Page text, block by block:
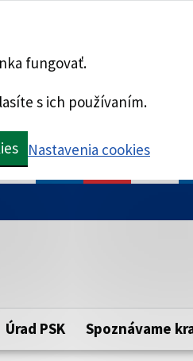
fungovať.
s ich používaním.
Nastavenia cookies
kraja.
Táto
https:// pred
Úrad PSK Spoznávame